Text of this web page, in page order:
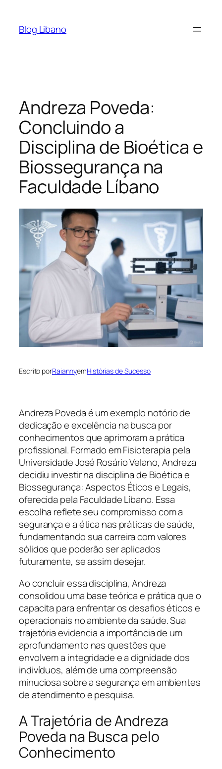
Blog Libano
Andreza Poveda:
Concluindo a
Disciplina de Bioética e
Biossegurança na
Faculdade Líbano
Escrito porRaiannyemHistórias de Sucesso
Andreza Poveda é um exemplo notório de
dedicação e excelência na busca por
conhecimentos que aprimoram a prática
profissional. Formado em Fisioterapia pela
Universidade José Rosário Velano, Andreza
decidiu investir na disciplina de Bioética e
Biossegurança: Aspectos Éticos e Legais,
oferecida pela Faculdade Líbano. Essa
escolha reflete seu compromisso com a
segurança e a ética nas práticas de saúde,
fundamentando sua carreira com valores
sólidos que poderão ser aplicados
futuramente, se assim desejar.
Ao concluir essa disciplina, Andreza
consolidou uma base teórica e prática que o
capacita para enfrentar os desafios éticos e
operacionais no ambiente da saúde. Sua
trajetória evidencia a importância de um
aprofundamento nas questões que
envolvem a integridade e a dignidade dos
indivíduos, além de uma compreensão
minuciosa sobre a segurança em ambientes
de atendimento e pesquisa.
A Trajetória de Andreza
Poveda na Busca pelo
Conhecimento